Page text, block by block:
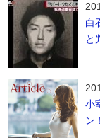
白
と
小
ン